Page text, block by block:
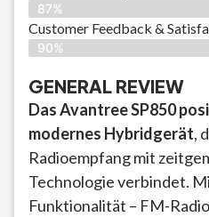
87%
Customer Feedback &
90%
GENERAL REVIEW
Das Avantree SP850
modernes Hybridgerät,
Radioempfang mit
Technologie verbindet.
Funktionalität – FM-